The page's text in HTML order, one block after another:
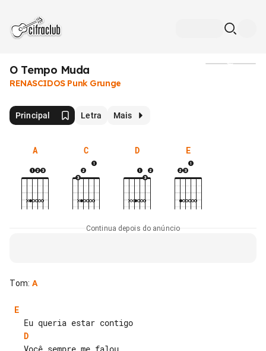
O Tempo Muda
RENASCIDOS Punk Grunge
Principal Letra Mais
A C D E
Continua depois do anúncio
Tom: A
E
D